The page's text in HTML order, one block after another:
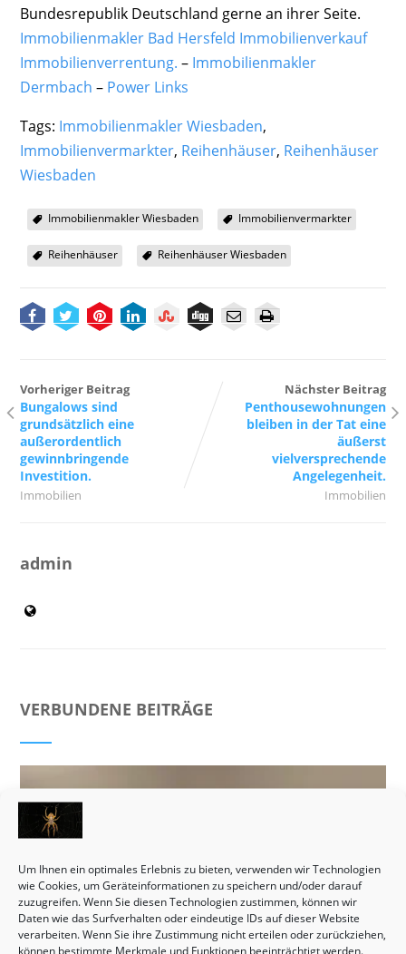
Um Ihnen ein optimales Erlebnis zu bieten, verwenden wir Technologien
wie Cookies, um Geräteinformationen zu speichern und/oder darauf
zuzugreifen. Wenn Sie diesen Technologien zustimmen, können wir
Daten wie das Surfverhalten oder eindeutige IDs auf dieser Website
verarbeiten. Wenn Sie ihre Zustimmung nicht erteilen oder zurückziehen,
können bestimmte Merkmale und Funktionen beeinträchtigt werden.
Bundesrepublik Deutschland gerne an ihrer Seite.
Immobilienmakler Bad Hersfeld Immobilienverkauf
Immobilienverrentung. – Immobilienmakler
Dermbach – Power Links
Tags: Immobilienmakler Wiesbaden,
Immobilienvermarkter, Reihenhäuser, Reihenhäuser
Wiesbaden
Immobilienmakler Wiesbaden Immobilienvermarkter
Reihenhäuser Reihenhäuser Wiesbaden
Vorheriger Beitrag
Bungalows sind
grundsätzlich eine
außerordentlich
gewinnbringende
Investition.
Immobilien
Nächster Beitrag
Penthousewohnungen
bleiben in der Tat eine
äußerst
vielversprechende
Angelegenheit.
Immobilien
admin
VERBUNDENE BEITRÄGE